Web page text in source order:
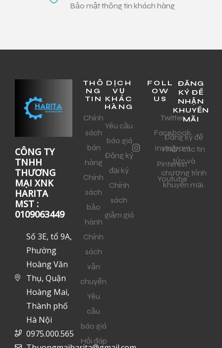
Bảo mật thông tin khách hàng
CÔNG TY
TNHH
THƯƠNG
MẠI XNK
HARITA
MST :
0109063449
Số 3E, tổ 9A,
Phường
Hoàng Văn
Thụ, Quận
Hoàng Mai,
Thành phố
Hà Nội
0975.000.565
THÔ
NG
TIN
Chính
sách
bán
hàng
Chính
sách
bảo
hành
Chính
sách
vận
chuyển
Yêu
cầu
báo giá
Hỏi đáp
DỊCH
VỤ
KHÁC
HÀNG
Yêu cầu
báo giá
Đăng ký
đại ký
Chính
sách
giảm giá
FOLL
OW
US
Twitter
Facebook
Instagram
Pinterest
Youtube
ĐĂNG
KÝ ĐỂ
NHẬN
KHUYẾN
MÃI
Đăng ký để
nhận các tin
tức và
chương trình
khuyến mại.